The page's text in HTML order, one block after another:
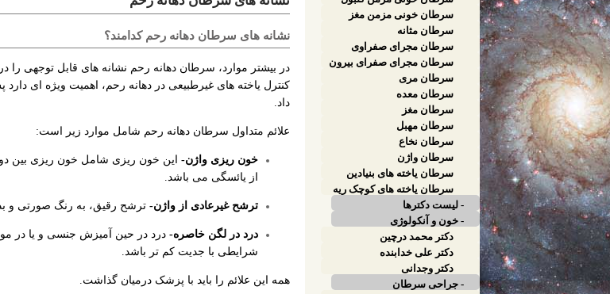
نشانه های سرطان دهانه رحم کدامند؟
در بیشتر موارد، سرطان دهانه رحم نشانه های قابل توجهی را
کنترل یاخته های غیرطبیعی در دهانه رحم، اهمیت ویژه ای
داد.
علائم متداول سرطان دهانه رحم شامل موارد زیر است:
خون ریزی واژن- این خون ریزی شامل خون ریزی بین
از یائسگی می باشد.
ترشح غیرعادی از واژن- ترشح رقیق، به رنگ صورتی و
درد در لگن خاصره- درد در حین آمیزش جنسی و یا در
شرایطی با جدیت کم تر باشد.
همه این علائم را باید با پزشک درمیان گذاشت.
سفید
سرطان خونی مزمن مغز
استخوان
سرطان مثانه
سرطان مجرای صفراوی
سرطان مجرای صفرای بیرون
کبدی
سرطان مری
سرطان معده
سرطان مغز
سرطان مهبل
سرطان نخاع
سرطان واژن
سرطان یاخته های بنیادین
پوست
سرطان یاخته های کوچک ریه
- لیست دکترها
- خون و آنکولوژی
دکتر محمد درچین
دکتر علی خدابنده
دکتر وجدانی
- جراحی سرطان